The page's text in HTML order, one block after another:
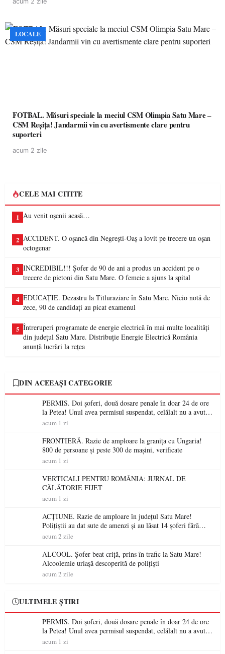
LOCALE
FOTBAL. Măsuri speciale la meciul CSM Olimpia Satu Mare –
CSM Reșița! Jandarmii vin cu avertismente clare pentru
suporteri
acum 2 zile
CELE MAI CITITE
1 Au venit oșenii acasă…
2 ACCIDENT. O oșancă din Negrești-Oaș a lovit pe trecere un oșan
octogenar
3 INCREDIBIL!!! Șofer de 90 de ani a produs un accident pe o
trecere de pietoni din Satu Mare. O femeie a ajuns la spital
4 EDUCAȚIE. Dezastru la Titluraziare în Satu Mare. Nicio notă de
zece, 90 de candidați au picat examenul
5 Întreruperi programate de energie electrică în mai multe localități
din județul Satu Mare. Distribuție Energie Electrică România
anunță lucrări la rețea
DIN ACEEAȘI CATEGORIE
PERMIS. Doi șoferi, două dosare penale în doar 24 de ore
la Petea! Unul avea permisul suspendat, celălalt nu a avut
niciodată permis
acum 1 zi
FRONTIERĂ. Razie de amploare la granița cu Ungaria!
800 de persoane și peste 300 de mașini, verificate
acum 1 zi
VERTICALI PENTRU ROMÂNIA: JURNAL DE
CĂLĂTORIE FIJET
acum 1 zi
ACȚIUNE. Razie de amploare în județul Satu Mare!
Polițiștii au dat sute de amenzi și au lăsat 14 șoferi fără
permis într-o singură zi
acum 2 zile
ALCOOL. Șofer beat criță, prins în trafic la Satu Mare!
Alcoolemie uriașă descoperită de polițiști
acum 2 zile
ULTIMELE ȘTIRI
PERMIS. Doi șoferi, două dosare penale în doar 24 de ore
la Petea! Unul avea permisul suspendat, celălalt nu a avut
niciodată permis
acum 1 zi